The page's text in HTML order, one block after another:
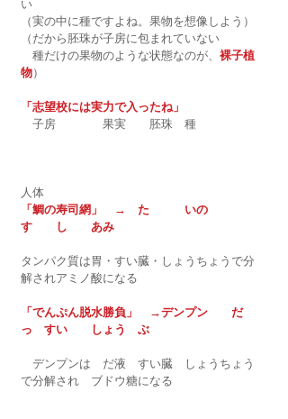
い
（実の中に種ですよね。果物を想像しよう）
（だから胚珠が子房に包まれていない
種だけの果物のような状態なのが、 裸子植
物）
「志望校には実力で入ったね」
子房　　　　果実　　胚珠　種
人体
「鯛の寿司網」　→　た　　　いの
す　　し　　あみ
タンパク質は胃・すい臓・しょうちょうで分
解されアミノ酸になる
「でんぷん脱水勝負」　→デンプン　　だ
っ　すい　　しょう　ぶ
デンプンは　だ液　すい臓　しょうちょう
で分解され　ブドウ糖になる